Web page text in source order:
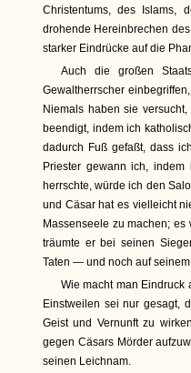
Christentums, des Islams,
drohende Hereinbrechen
starker Eindrücke auf die
Auch die großen
Gewaltherrscher
Niemals haben sie
beendigt, indem ich
dadurch Fuß gefaßt, dass
Priester gewann ich,
herrschte, würde ich den
und Cäsar hat es vielleicht
Massenseele zu machen;
träumte er bei seinen
Taten — und noch auf
Wie macht man Eindruck
Einstweilen sei nur gesagt,
Geist und Vernunft zu
gegen Cäsars Mörder
seinen Leichnam.